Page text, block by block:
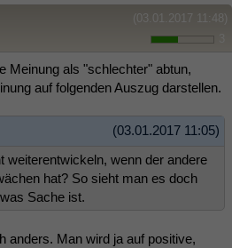
(03.01.2017 11:48)
Meinung als "schlechter" abtun,
auf folgenden Auszug darstellen.
(03.01.2017 11:05)
weiterentwickeln, wenn der andere
hat? So sieht man es doch
Sache ist.
anders. Man wird ja auf positive,